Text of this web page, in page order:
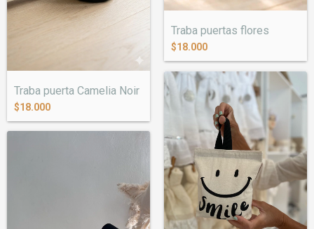
Traba puertas flores
$18.000
Traba puerta Camelia Noir
$18.000